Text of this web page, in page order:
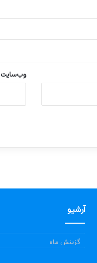
وب‌سایت
آرشیو
آرشیو